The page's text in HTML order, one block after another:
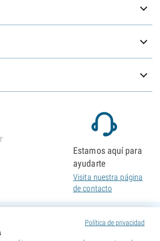
Política de privacidad
Estamos aquí para
ayudarte
Visita nuestra página
de contacto